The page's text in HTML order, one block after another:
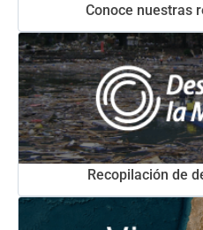
Conoce nuestras
Recopilación de